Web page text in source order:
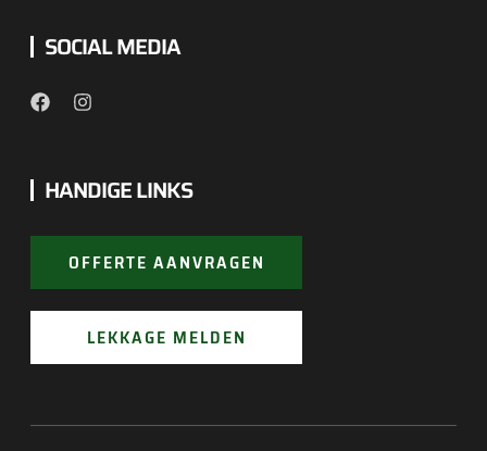
SOCIAL MEDIA
HANDIGE LINKS
OFFERTE AANVRAGEN
LEKKAGE MELDEN